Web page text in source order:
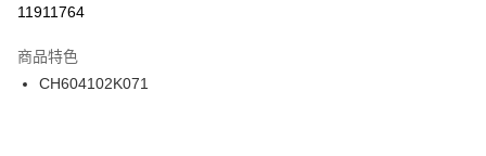
１．於結帳方式選擇「AFTEE先享後付」後，將跳轉至「AFTEE先享後付」
２．訂單成立數日內，您將收到繳費通知簡訊。
３．收到繳費通知簡訊後14天內，點擊此簡訊中的連結，可透過四大超商／
ATM／網路銀行／等多元方式進行付款，方視為交易完成。
每筆NT$100，滿NT$1,500(含以上)免運費
付款後門市自取
每筆NT$100，滿NT$1,500(含以上)免運費
11911764
商品特色
CH604102K071